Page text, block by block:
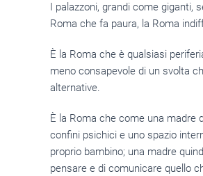
I palazzoni, grandi come giganti,
Roma che fa paura, la Roma
È la Roma che è qualsiasi
meno consapevole di un svolta
alternative.
È la Roma che come una madre
confini psichici e uno spazio
proprio bambino; una madre
pensare e di comunicare quello